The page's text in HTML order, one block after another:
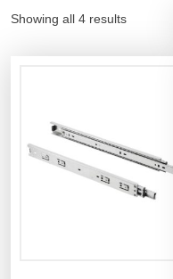
Showing all 4 results